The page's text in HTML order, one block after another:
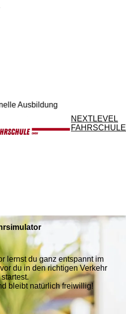
Ausbildung
NEXTLEVEL
FAHRSCHULE
lernst du ganz entspannt im
du in den richtigen Verkehr
startest.
bleibt natürlich freiwillig!